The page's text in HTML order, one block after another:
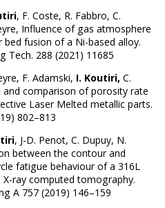
, F. Coste, R. Fabbro, C.
Influence of gas atmosphere
fusion of a Ni-based alloy.
Tech. 288 (2021) 11685
F. Adamski, I. Koutiri, C.
and comparison of porosity rate
Laser Melted metallic parts.
802–813
, J-D. Penot, C. Dupuy, N.
between the contour and
fatigue behaviour of a 316L
X-ray computed tomography.
A 757 (2019) 146–159